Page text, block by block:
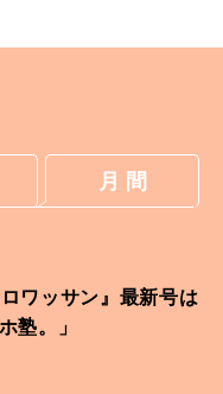
月 間
ワッサン』最新号は
塾。」